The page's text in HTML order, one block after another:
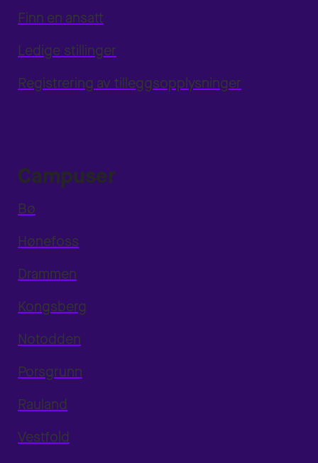
Finn en ansatt
Ledige stillinger
Registrering av tilleggsopplysninger
Campuser
Bø
Hønefoss
Drammen
Kongsberg
Notodden
Porsgrunn
Rauland
Vestfold